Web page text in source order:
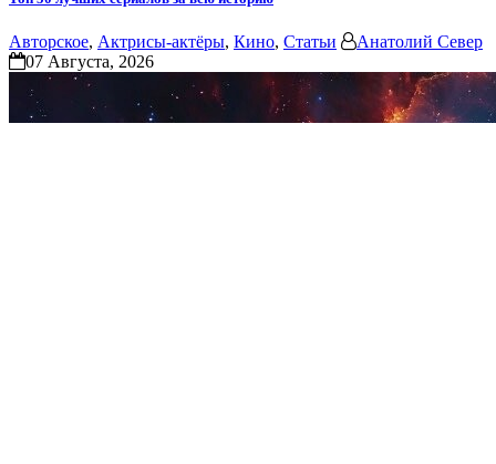
Авторское, Актрисы-актёры, Кино, Статьи
Анатолий Север
07 Августа, 2026